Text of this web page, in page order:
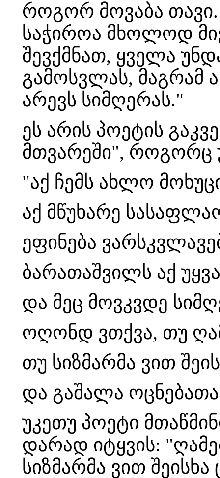
როგორ მოვაბა თავი.
საჭიროა მხოლოდ
შევქმნათ, ყველა
გამოსვლას, მაგრამ
არევს სიმღერას."
ეს არის პოეტის
მთვარეში", როგორც
"აქ ჩემს ახლო
აქ მწუხარე
ეფინება
ბარათაშვილს აქ
და მეც მოვკვდე
ოღონდ ვთქვა, თუ
თუ სიზმარმა ვით
და გაშალა
უკეთუ პოეტი
დარად იტყვის:
სიზმარმა ვით